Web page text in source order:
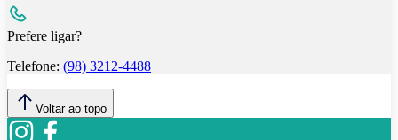
Prefere ligar?
Telefone: (98) 3212-4488
Voltar ao topo